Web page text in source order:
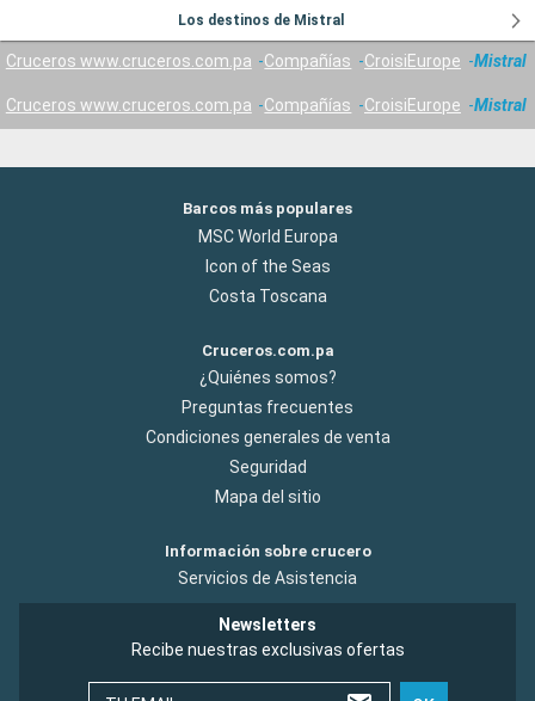
Los destinos de Mistral
Cruceros www.cruceros.com.pa Compañías CroisiEurope Mistral
Cruceros www.cruceros.com.pa Compañías CroisiEurope Mistral
Barcos más populares
MSC World Europa
Icon of the Seas
Costa Toscana
Cruceros.com.pa
¿Quiénes somos?
Preguntas frecuentes
Condiciones generales de venta
Seguridad
Mapa del sitio
Información sobre crucero
Servicios de Asistencia
Newsletters
Recibe nuestras exclusivas ofertas